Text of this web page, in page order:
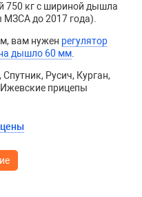
750 кг с шириной дышла
до 2017 года).
вам нужен регулятор
дышло 60 мм.
Русич, Курган,
прицепы